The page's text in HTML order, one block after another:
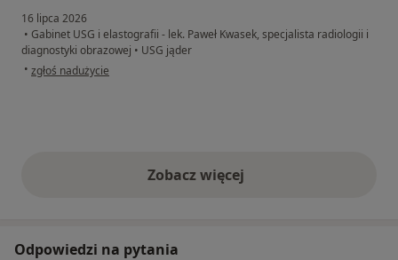
16 lipca 2026
• Gabinet USG i elastografii - lek. Paweł Kwasek, specjalista radiologii i
diagnostyki obrazowej • USG jąder
• w opinii użytkownika Bartlomiej
zgłoś nadużycie
Zobacz więcejopinie powyżej
Odpowiedzi na pytania